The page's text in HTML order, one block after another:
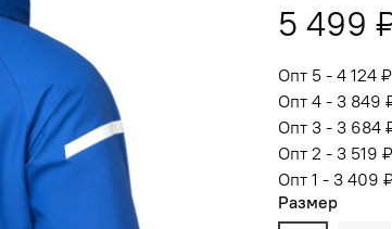
Опт 2(36%) - сумма всех заказов за 6 месяцев
Опт 1 (38%) -сумма всех заказов за 6 месяцев -
5 499
Опт 5 - 4 124 ₽
Опт 4 - 3 849
Опт 3 - 3 684
Опт 2 - 3 519 ₽
Опт 1 - 3 409
Размер